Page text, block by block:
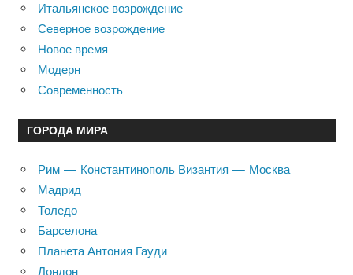
Итальянское возрождение
Северное возрождение
Новое время
Модерн
Современность
ГОРОДА МИРА
Рим — Константинополь Византия — Москва
Мадрид
Толедо
Барселона
Планета Антония Гауди
Лондон